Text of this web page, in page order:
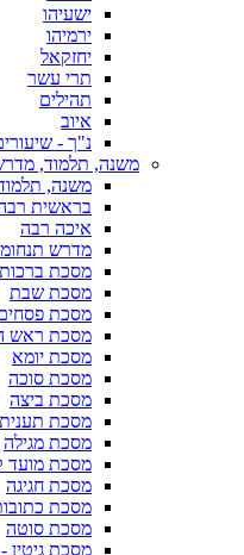
ישעיהו
ירמיהו
יחזקאל
תרי עשר
תהילים
איוב
נ"ך -
משנה, תלמוד,
משנה,
בראשית
איכה רבה
מדרש
מסכת ברכות
מסכת שבת
מסכת
מסכת ראש
מסכת יומא
מסכת סוכה
מסכת ביצה
מסכת תענית
מסכת מגילה
מסכת מועד
מסכת חגיגה
מסכת
מסכת סוטה
מסכת גיטין